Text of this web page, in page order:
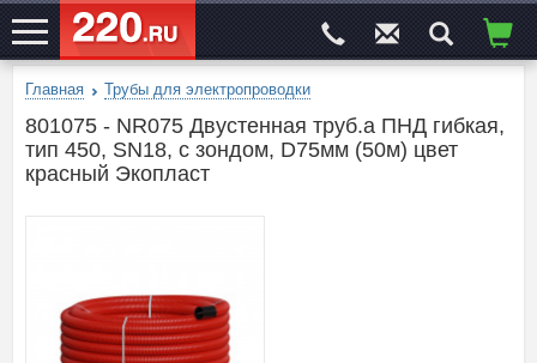
ЭЛЕКТРОСАЙТ№1
Главная Трубы для электропроводки
801075 - NR075 Двустенная труб.а ПНД гибкая,
тип 450, SN18, с зондом, D75мм (50м) цвет
красный Экопласт